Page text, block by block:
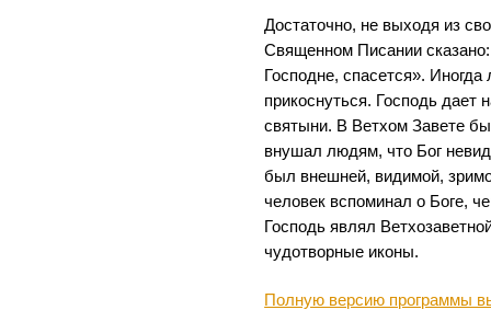
Достаточно, не выходя из
Священном Писании
Господне, спасется».
прикоснуться. Господь
святыни. В Ветхом Завете
внушал людям, что Бог
был внешней, видимой,
человек вспоминал о Боге,
Господь являл
чудотворные иконы.
Полную версию программы